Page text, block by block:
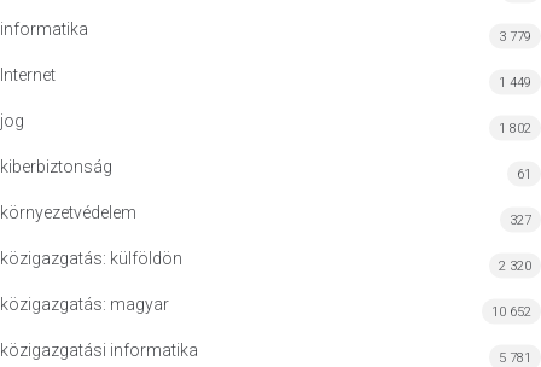
informatika 3 779
Internet 1 449
jog 1 802
kiberbiztonság 61
környezetvédelem 327
közigazgatás: külföldön 2 320
közigazgatás: magyar 10 652
közigazgatási informatika 5 781